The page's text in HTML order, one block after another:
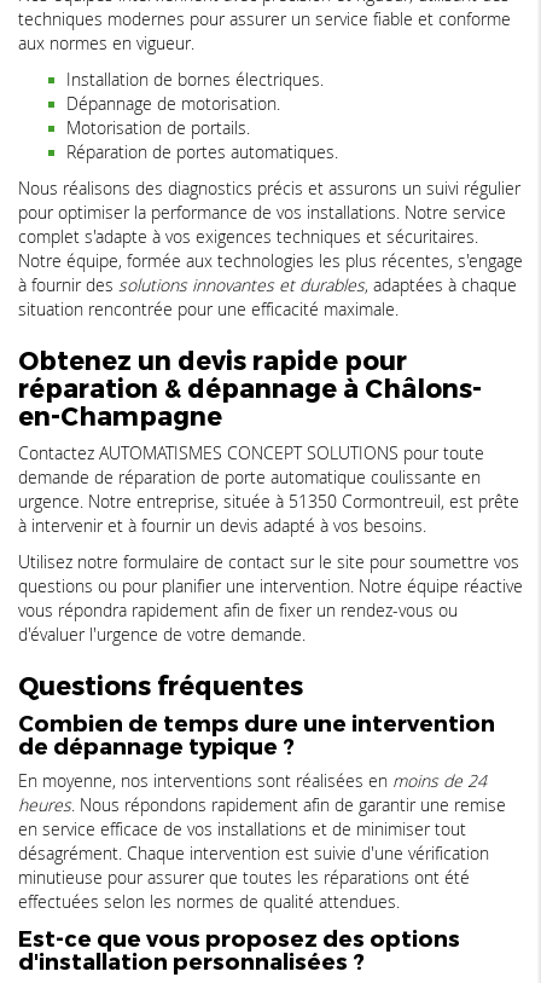
techniques modernes pour assurer un service fiable et conforme
aux normes en vigueur.
Installation de bornes électriques.
Dépannage de motorisation.
Motorisation de portails.
Réparation de portes automatiques.
Nous réalisons des diagnostics précis et assurons un suivi régulier
pour optimiser la performance de vos installations. Notre service
complet s'adapte à vos exigences techniques et sécuritaires.
Notre équipe, formée aux technologies les plus récentes, s'engage
à fournir des solutions innovantes et durables, adaptées à chaque
situation rencontrée pour une efficacité maximale.
Obtenez un devis rapide pour
réparation & dépannage à Châlons-
en-Champagne
Contactez AUTOMATISMES CONCEPT SOLUTIONS pour toute
demande de réparation de porte automatique coulissante en
urgence. Notre entreprise, située à 51350 Cormontreuil, est prête
à intervenir et à fournir un devis adapté à vos besoins.
Utilisez notre formulaire de contact sur le site pour soumettre vos
questions ou pour planifier une intervention. Notre équipe réactive
vous répondra rapidement afin de fixer un rendez-vous ou
d'évaluer l'urgence de votre demande.
Questions fréquentes
Combien de temps dure une intervention
de dépannage typique ?
En moyenne, nos interventions sont réalisées en moins de 24
heures. Nous répondons rapidement afin de garantir une remise
en service efficace de vos installations et de minimiser tout
désagrément. Chaque intervention est suivie d'une vérification
minutieuse pour assurer que toutes les réparations ont été
effectuées selon les normes de qualité attendues.
Est-ce que vous proposez des options
d'installation personnalisées ?